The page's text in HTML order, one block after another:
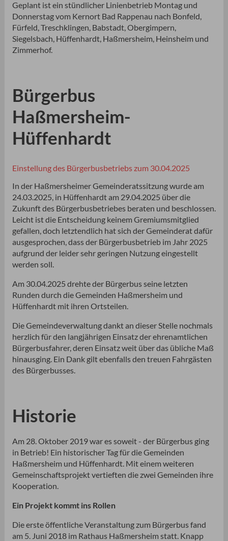
Geplant ist ein stündlicher Linienbetrieb Montag und
Donnerstag vom Kernort Bad Rappenau nach Bonfeld,
Fürfeld, Treschklingen, Babstadt, Obergimpern,
Siegelsbach, Hüffenhardt, Haßmersheim, Heinsheim und
Zimmerhof.
Bürgerbus
Haßmersheim-
Hüffenhardt
Einstellung des Bürgerbusbetriebs zum 30.04.2025
In der Haßmersheimer Gemeinderatssitzung wurde am
24.03.2025, in Hüffenhardt am 29.04.2025 über die
Zukunft des Bürgerbusbetriebes beraten und beschlossen.
Leicht ist die Entscheidung keinem Gremiumsmitglied
gefallen, doch letztendlich hat sich der Gemeinderat dafür
ausgesprochen, dass der Bürgerbusbetrieb im Jahr 2025
aufgrund der leider sehr geringen Nutzung eingestellt
werden soll.
Am 30.04.2025 drehte der Bürgerbus seine letzten
Runden durch die Gemeinden Haßmersheim und
Hüffenhardt mit ihren Ortsteilen.
Die Gemeindeverwaltung dankt an dieser Stelle nochmals
herzlich für den langjährigen Einsatz der ehrenamtlichen
Bürgerbusfahrer, deren Einsatz weit über das übliche Maß
hinausging. Ein Dank gilt ebenfalls den treuen Fahrgästen
des Bürgerbusses.
Historie
Am 28. Oktober 2019 war es soweit - der Bürgerbus ging
in Betrieb! Ein historischer Tag für die Gemeinden
Haßmersheim und Hüffenhardt. Mit einem weiteren
Gemeinschaftsprojekt vertieften die zwei Gemeinden ihre
Kooperation.
Ein Projekt kommt ins Rollen
Die erste öffentliche Veranstaltung zum Bürgerbus fand
am 5. Juni 2018 im Rathaus Haßmersheim statt. Knapp